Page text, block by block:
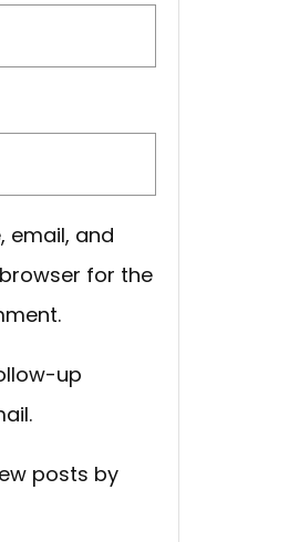
email, and
for the
up
posts by